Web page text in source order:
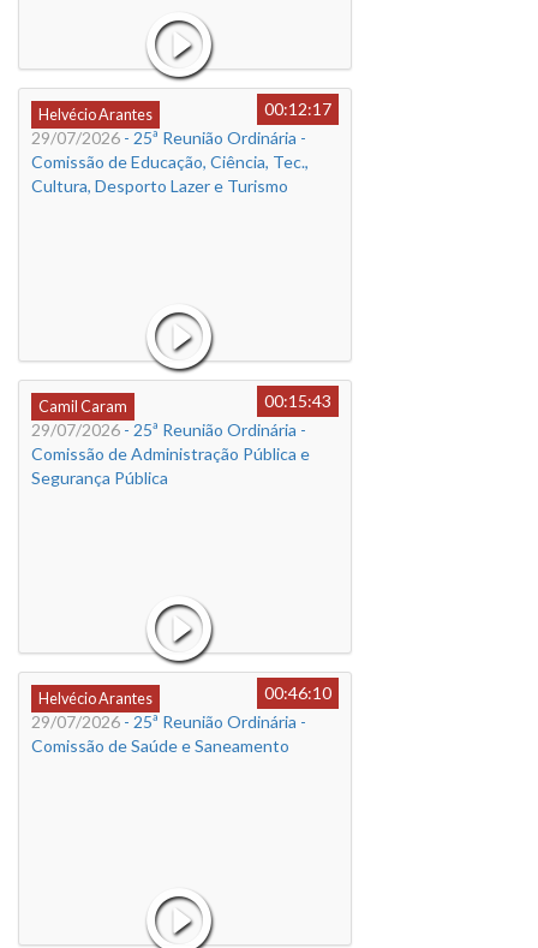
Helvécio Arantes
00:12:17
29/07/2026 - 25ª Reunião Ordinária -
Comissão de Educação, Ciência, Tec.,
Cultura, Desporto Lazer e Turismo
Camil Caram
00:15:43
29/07/2026 - 25ª Reunião Ordinária -
Comissão de Administração Pública e
Segurança Pública
Helvécio Arantes
00:46:10
29/07/2026 - 25ª Reunião Ordinária -
Comissão de Saúde e Saneamento